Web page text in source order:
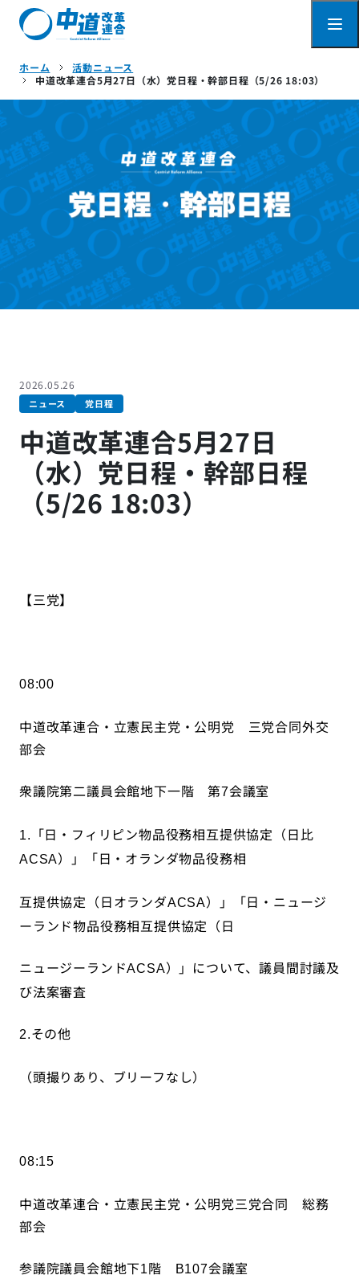
ホーム
活動ニュース
中道改革連合5月27日（水）党日程・幹部日程（5/26 18:03）
中道改革連合5月27日
（水）党日程・幹部日程
（5/26 18:03）
2026.05.26
ニュース 党日程
【三党】
08:00
中道改革連合・立憲民主党・公明党 三党合同外交
部会
衆議院第二議員会館地下一階 第7会議室
1. 「日・フィリピン物品役務相互提供協定（日比
ACSA）」「日・オランダ物品役務相
互提供協定（日オランダACSA）」「日・ニュージ
ーランド物品役務相互提供協定（日
ニュージーランドACSA）」について、議員間討議及
び法案審査
2.その他
（頭撮りあり、ブリーフなし）
08:15
中道改革連合・立憲民主党・公明党三党合同 総務
部会
参議院議員会館地下1階 B107会議室